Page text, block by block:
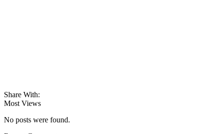
Share With:
Most Views
No posts were found.